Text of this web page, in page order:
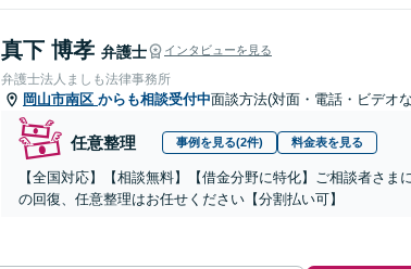
真下 博孝 弁護士 インタビューを見る
弁護士法人ましも法律事務所
岡山市南区 からも相談受付中面談方法(対面・電話・ビデオ
任意整理 事例を見る(2件) 料金表を見る
【全国対応】【相談無料】【借金分野に特化】ご相談者さ
の回復、任意整理はお任せください【分割払い可】